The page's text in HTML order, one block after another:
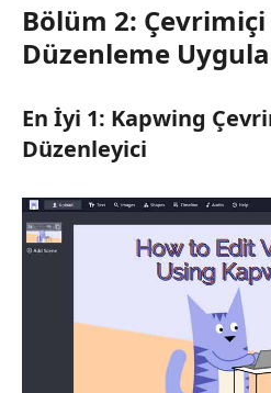
Bölüm 2:
Düzenleme
En İyi 1: Kapwing
Düzenleyici